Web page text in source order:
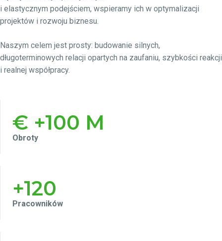
i elastycznym podejściem, wspieramy ich w optymalizacji
projektów i rozwoju biznesu.
Naszym celem jest prosty: budowanie silnych,
długoterminowych relacji opartych na zaufaniu, szybkości reakcji
i realnej współpracy.
€ +100 M
Obroty
+120
Pracowników